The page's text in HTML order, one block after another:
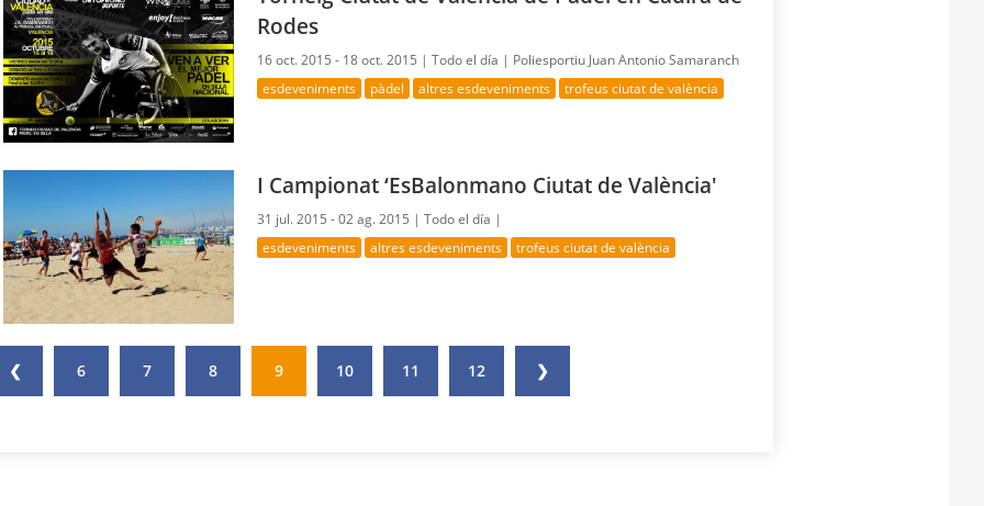
Rodes
16 oct. 2015 - 18 oct. 2015 |Todo el día | Poliesportiu Juan Antonio Samaranch
esdeveniments pàdel altres esdeveniments trofeus ciutat de valència
I Campionat ‘EsBalonmano Ciutat de València'
31 jul. 2015 - 02 ag. 2015 |Todo el día |
esdeveniments altres esdeveniments trofeus ciutat de valència
❮ 6 7 8 9 10 11 12 ❯